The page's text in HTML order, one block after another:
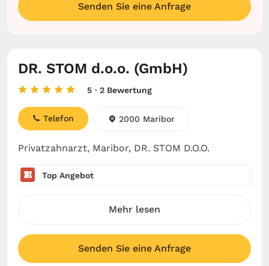
Senden Sie eine Anfrage
DR. STOM d.o.o. (GmbH)
5 · 2 Bewertung
Privatzahnarzt, Maribor, DR. STOM D.O.O.
Telefon 2000 Maribor
Top Angebot
Mehr lesen
Senden Sie eine Anfrage